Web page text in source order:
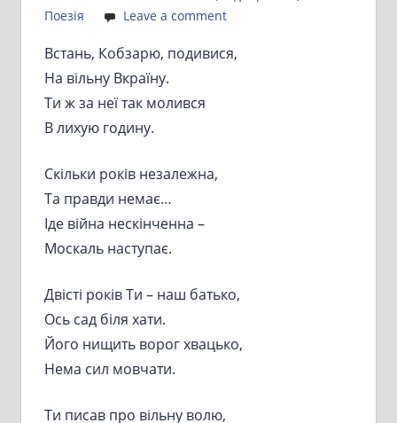
Поезія
Leave a comment
Встань, Кобзарю, подивися,
На вільну Вкраїну.
Ти ж за неї так молився
В лихую годину.
Скільки років незалежна,
Та правди немає…
Іде війна нескінченна –
Москаль наступає.
Двісті років Ти – наш батько,
Ось сад біля хати.
Його нищить ворог хвацько,
Нема сил мовчати.
Ти писав про вільну волю,